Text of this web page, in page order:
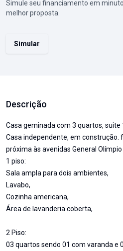
Simule seu financiamento em
melhor proposta.
Simular
Descrição
Casa geminada com 3 quartos, suite
Casa independente, em construção.
próxima às avenidas General
1 piso:
Sala ampla para dois ambientes,
Lavabo,
Cozinha americana,
Área de lavanderia coberta,
2 Piso:
03 quartos sendo 01 com varanda e